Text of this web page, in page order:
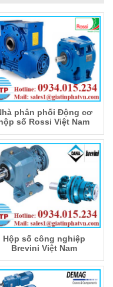
phân phối Động cơ
số Rossi Việt Nam
Hộp số công nghiệp
Brevini Việt Nam